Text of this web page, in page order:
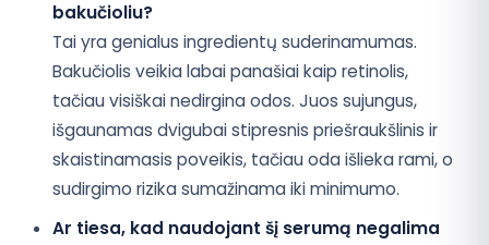
bakučioliu?
Tai yra genialus ingredientų suderinamumas.
Bakučiolis veikia labai panašiai kaip retinolis,
tačiau visiškai nedirgina odos. Juos sujungus,
išgaunamas dvigubai stipresnis priešraukšlinis ir
skaistinamasis poveikis, tačiau oda išlieka rami, o
sudirgimo rizika sumažinama iki minimumo.
Ar tiesa, kad naudojant šį serumą negalima